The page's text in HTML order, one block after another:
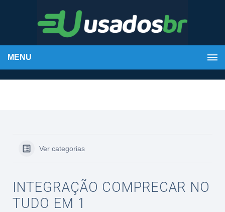
MENU
Ver categorias
INTEGRAÇÃO COMPRECAR NO
TUDO EM 1